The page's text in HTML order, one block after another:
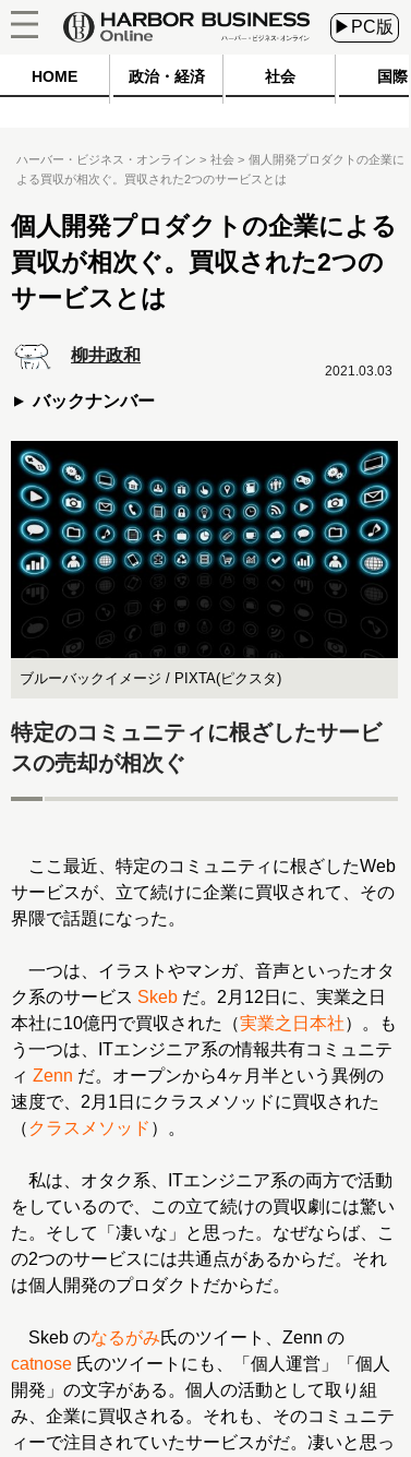
▶PC版
HOME 政治・経済 社会 国際
ハーバー・ビジネス・オンライン 社会
個人開発プロダクトの企業に
よる買収が相次ぐ。買収された2つのサービスとは
個人開発プロダクトの企業による
買収が相次ぐ。買収された2つの
サービスとは
柳井政和
バックナンバー
2021.03.03
ブルーバックイメージ / PIXTA(ピクスタ)
特定のコミュニティに根ざしたサービ
スの売却が相次ぐ
ここ最近、特定のコミュニティに根ざしたWeb
サービスが、立て続けに企業に買収されて、その
界隈で話題になった。
一つは、イラストやマンガ、音声といったオタ
ク系のサービス Skeb だ。2月12日に、実業之日
本社に10億円で買収された（実業之日本社）。も
う一つは、ITエンジニア系の情報共有コミュニテ
ィ Zenn だ。オープンから4ヶ月半という異例の
速度で、2月1日にクラスメソッドに買収された
（ クラスメソッド ）。
私は、オタク系、ITエンジニア系の両方で活動
をしているので、この立て続けの買収劇には驚い
た。そして「凄いな」と思った。なぜならば、こ
の2つのサービスには共通点があるからだ。それ
は個人開発のプロダクトだからだ。
Skeb のなるがみ氏のツイート、Zenn の
catnose 氏のツイートにも、「個人運営」「個人
開発」の文字がある。個人の活動として取り組
み、企業に買収される。それも、そのコミュニテ
ィーで注目されていたサービスがだ。凄いと思っ